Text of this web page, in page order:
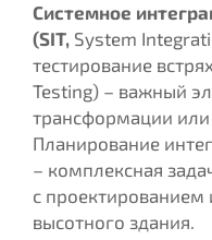
Системное
(SIT, System
тестирование
Testing) – важный
трансформации или
Планирование
– комплексная
с проектированием
высотного здания.